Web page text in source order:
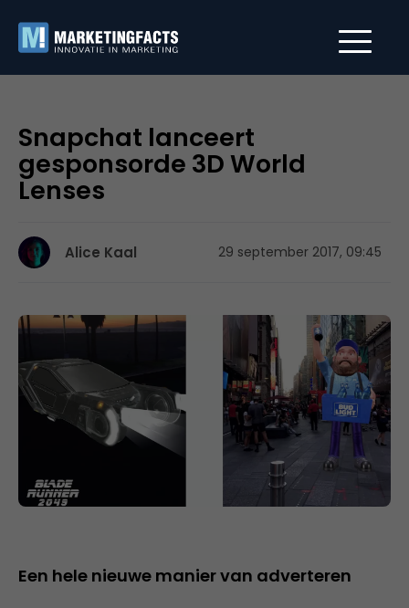
Snapchat lanceert
gesponsorde 3D World
Lenses
Alice Kaal 29 september 2017, 09:45
Een hele nieuwe manier van adverteren